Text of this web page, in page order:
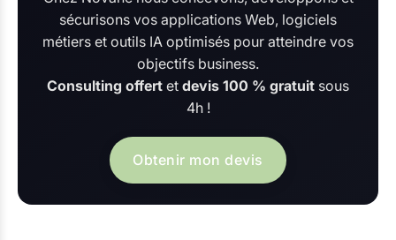
sécurisons vos applications Web, logiciels
métiers et outils IA optimisés pour atteindre vos
objectifs business.
Consulting offert et devis 100 % gratuit sous
4h !
Obtenir mon devis